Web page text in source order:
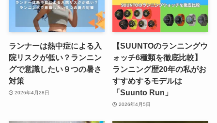
ランナーは熱中症による入
院リスクが低い？ランニン
グで意識したい９つの暑さ
対策
2026年4月28日
【SUUNTOのランニングウ
ォッチ6種類を徹底比較】
ランニング歴20年の私がお
すすめするモデルは
「Suunto Run」
2026年4月5日